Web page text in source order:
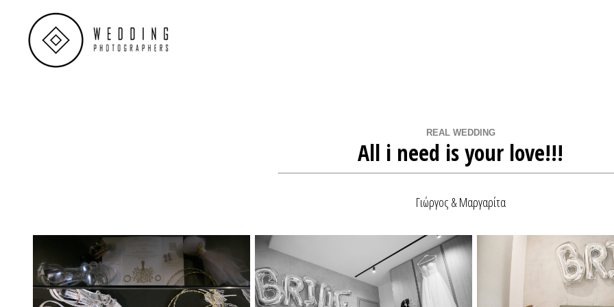
Real Weddings
Φωτογράφοι Γάμου Αθήνα
Φωτογράφοι Γάμου Θεσσαλονίκη
Φωτογράφοι Γάμου στην Ελλάδα
REAL WEDDING
All i need is your love!!!
Γιώργος & Μαργαρίτα